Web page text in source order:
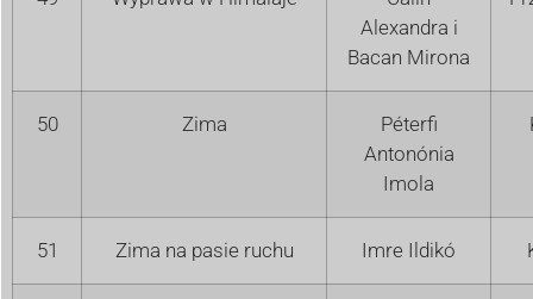
Alexandra i
Bacan Mirona
50 Zima
Péterfi
Antonónia
Imola
51 Zima na pasie ruchu Imre Ildikó